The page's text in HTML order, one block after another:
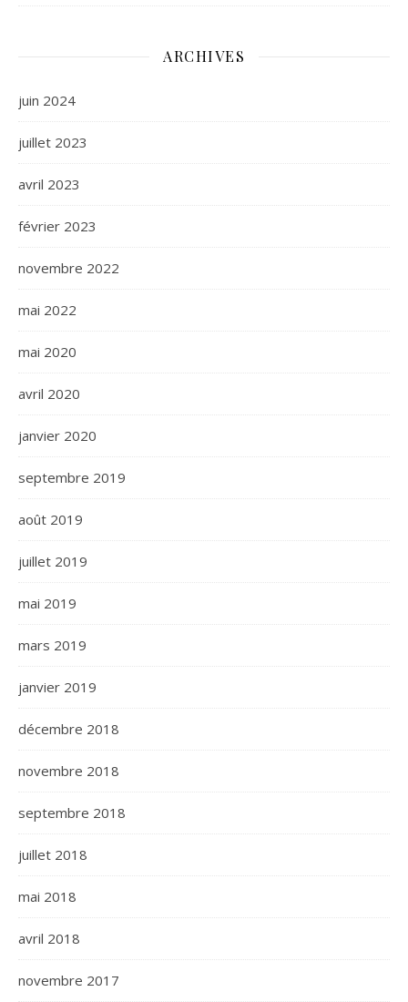
ARCHIVES
juin 2024
juillet 2023
avril 2023
février 2023
novembre 2022
mai 2022
mai 2020
avril 2020
janvier 2020
septembre 2019
août 2019
juillet 2019
mai 2019
mars 2019
janvier 2019
décembre 2018
novembre 2018
septembre 2018
juillet 2018
mai 2018
avril 2018
novembre 2017